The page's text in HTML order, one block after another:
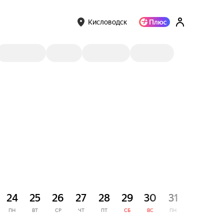
Кисловодск
24
ПН
25
ВТ
26
СР
27
ЧТ
28
ПТ
29
СБ
30
ВС
31
ПН